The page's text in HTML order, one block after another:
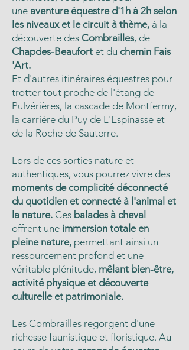
une aventure équestre d'1h à 2h selon
les niveaux et le circuit à thème, à la
découverte des Combrailles, de
Chapdes-Beaufort et du chemin Fais
'Art.
Et d'autres itinéraires équestres pour
trotter tout proche de l'étang de
Pulvérières, la cascade de Montfermy,
la carrière du Puy de L'Espinasse et
de la Roche de Sauterre.
Lors de ces sorties nature et
authentiques, vous pourrez vivre des
moments de complicité déconnecté
du quotidien et connecté à l'animal et
la nature. Ces balades à cheval
offrent une immersion totale en
pleine nature, permettant ainsi un
ressourcement profond et une
véritable plénitude, mêlant bien-être,
activité physique et découverte
culturelle et patrimoniale.
Les Combrailles regorgent d'une
richesse faunistique et floristique. Au